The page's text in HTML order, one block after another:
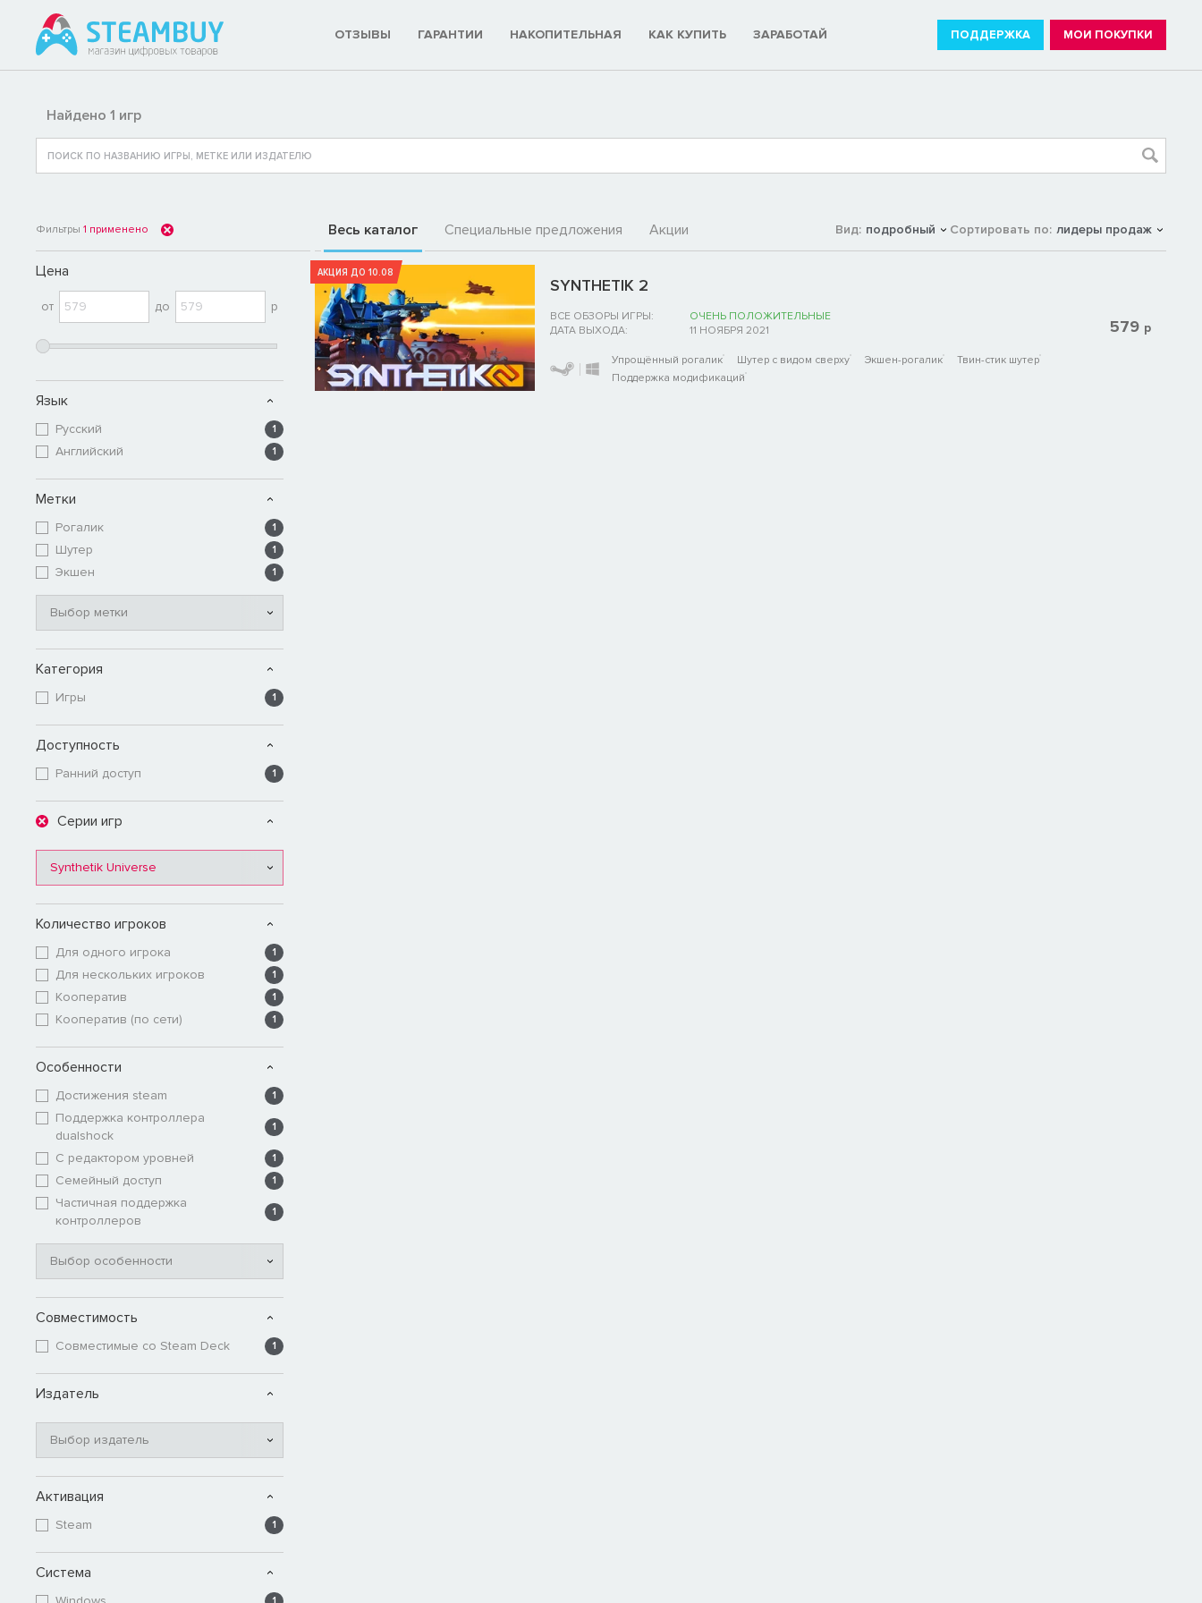
ОТЗЫВЫ ГАРАНТИИ НАКОПИТЕЛЬНАЯ КАК КУПИТЬ ЗАРАБОТАЙ ПОДДЕРЖКА МОИ ПОКУПКИ
Найдено 1 игр
Фильтры 1 применено
Цена
от до р
Язык
Русский 1
Английский 1
Метки
Рогалик 1
Шутер 1
Экшен 1
Выбор метки
Категория
Игры 1
Доступность
Ранний доступ 1
Серии игр
Synthetik Universe
Количество игроков
Для одного игрока 1
Для нескольких игроков 1
Кооператив 1
Кооператив (по сети) 1
Особенности
Достижения steam 1
Поддержка контроллера
dualshock
1
С редактором уровней 1
Семейный доступ 1
Частичная поддержка
контроллеров
1
Выбор особенности
Совместимость
Совместимые со Steam Deck 1
Издатель
Выбор издатель
Активация
Steam 1
Система
Весь каталог Специальные предложения Акции Вид: подробный Сортировать по: лидеры продаж
АКЦИЯ ДО 10.08
SYNTHETIK 2
ВСЕ ОБЗОРЫ ИГРЫ:
ОЧЕНЬ ПОЛОЖИТЕЛЬНЫЕ
ДАТА ВЫХОДА:
11 НОЯБРЯ 2021
Упрощённый рогалик Шутер с видом сверху Экшен-рогалик
Твин-стик шутер
Поддержка модификаций
579 р